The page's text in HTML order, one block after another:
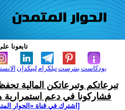
تابعونا
لينكدإن تيلكرامبنترست بودكاست
تبرعاتكم وتبرعاتكن المالية
فشاركونا في دعم استمرارية
[اشترك في قناة ‫«الحوار